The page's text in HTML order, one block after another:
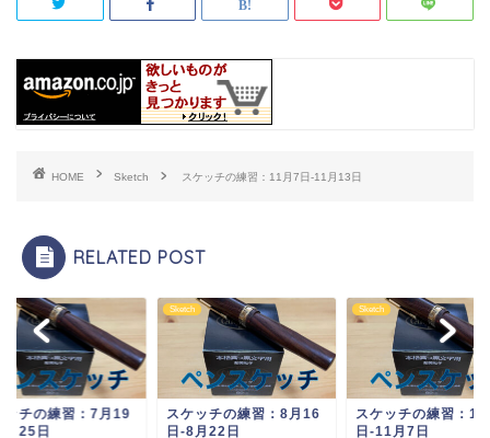
HOME Sketch スケッチの練習：11月7日-11月13日
RELATED POST
ッチの練習：7月19
月25日
Sketch
スケッチの練習：8月16
日-8月22日
Sketch
スケッチの練習：11
日-11月7日